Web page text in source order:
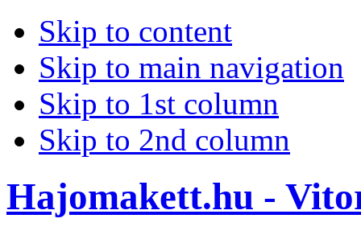
Skip to content
Skip to main navigation
Skip to 1st column
Skip to 2nd column
Hajomakett.hu -